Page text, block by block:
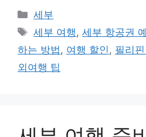
카
테
리
세부
태
그
세부 여행,세부 항공권
하는 방법, 여행 할인, 필리
외여행 팁